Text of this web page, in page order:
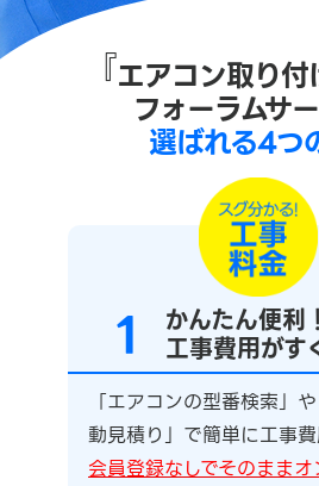
『エアコン取り
フォーラムサ
選ばれる4つ
1 かんたん便
工事費用がす
「エアコンの型番検索」
動見積り」で簡単に工事費
会員登録なしでそのまま